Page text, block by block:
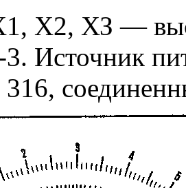
Х2, ХЗ —
Источник
316,